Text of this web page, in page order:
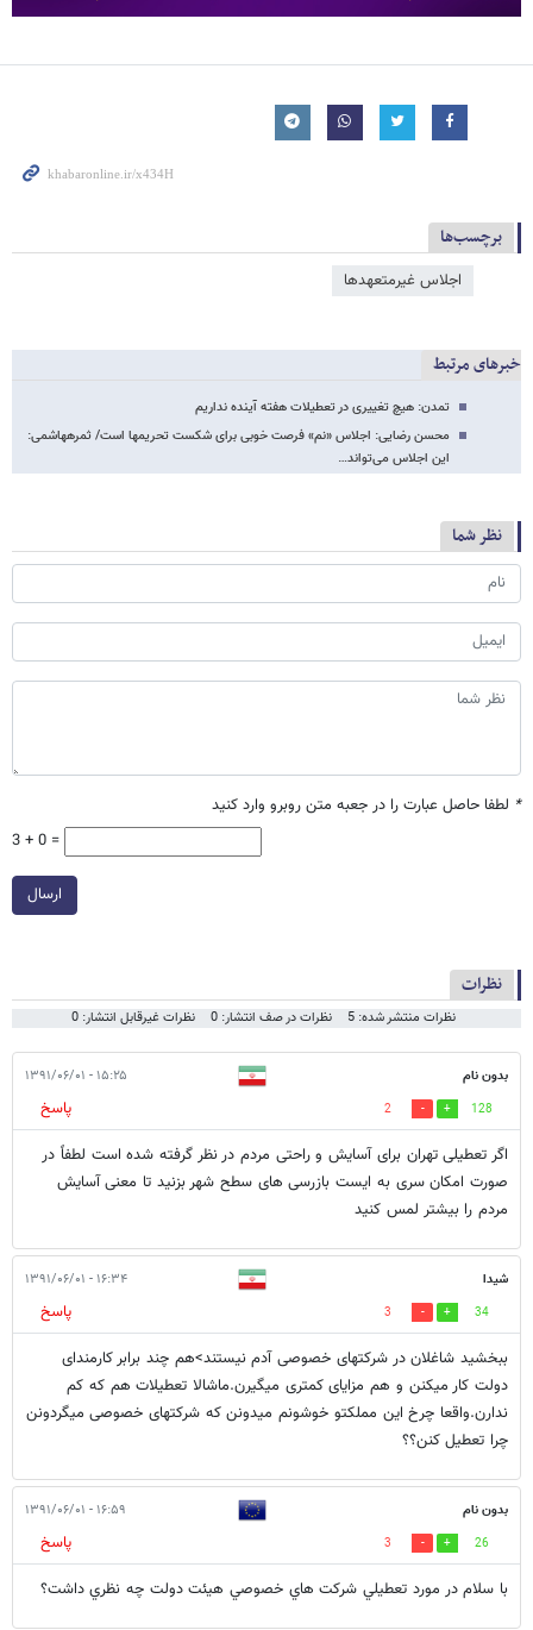
برچسب‌ها
اجلاس غیرمتعهدها
خبرهای مرتبط
تمدن: هیچ تغییری در تعطیلات هفته آینده نداریم
محسن رضایی: اجلاس «نم» فرصت خوبی برای شکست تحریم​ها است/ ثمره​هاشمی:
این اجلاس می‌تواند…
نظر شما
* لطفا حاصل عبارت را در جعبه متن روبرو وارد کنید
3 + 0 =
ارسال
نظرات
نظرات منتشر شده: 5 نظرات در صف انتشار: 0 نظرات غیرقابل انتشار: 0
بدون نام ۱۵:۲۵ - ۱۳۹۱/۰۶/۰۱
128
2
پاسخ
اگر تعطیلی تهران برای آسایش و راحتی مردم در نظر گرفته شده است لطفاً در
صورت امکان سری به ایست بازرسی های سطح شهر بزنید تا معنی آسایش
مردم را بیشتر لمس کنید
شیدا ۱۶:۳۴ - ۱۳۹۱/۰۶/۰۱
34
3
پاسخ
ببخشید شاغلان در شرکتهای خصوصی آدم نیستند>هم چند برابر کارمندای
دولت کار میکنن و هم مزایای کمتری میگیرن.ماشالا تعطیلات هم که کم
ندارن.واقعا چرخ این مملکتو خوشونم میدونن که شرکتهای خصوصی میگردونن
چرا تعطیل کنن؟؟
بدون نام ۱۶:۵۹ - ۱۳۹۱/۰۶/۰۱
26
3
پاسخ
با سلام در مورد تعطيلي شرکت هاي خصوصي هيئت دولت چه نظري داشت؟